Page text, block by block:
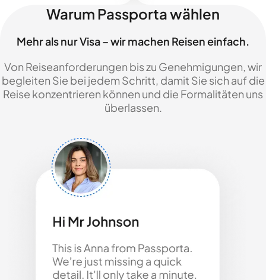
Warum Passporta wählen
Mehr als nur Visa – wir machen Reisen einfach.
Von Reiseanforderungen bis zu Genehmigungen, wir
begleiten Sie bei jedem Schritt, damit Sie sich auf die
Reise konzentrieren können und die Formalitäten uns
überlassen.